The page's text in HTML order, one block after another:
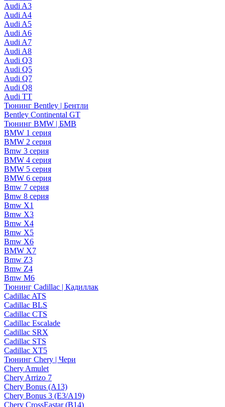
Audi A3
Audi A4
Audi A5
Audi A6
Audi A7
Audi A8
Audi Q3
Audi Q5
Audi Q7
Audi Q8
Audi TT
Тюнинг Bentley | Бентли
Bentley Continental GT
Тюнинг BMW | БМВ
BMW 1 серия
BMW 2 серия
Bmw 3 серия
BMW 4 серия
BMW 5 серия
BMW 6 серия
Bmw 7 серия
Bmw 8 серия
Bmw X1
Bmw X3
Bmw X4
Bmw X5
Bmw X6
BMW X7
Bmw Z3
Bmw Z4
Bmw М6
Тюнинг Cadillac | Кадиллак
Cadillac ATS
Cadillac BLS
Cadillac CTS
Cadillac Escalade
Cadillac SRX
Cadillac STS
Cadillac XT5
Тюнинг Chery | Чери
Chery Amulet
Chery Arrizo 7
Chery Bonus (A13)
Chery Bonus 3 (E3/A19)
Chery CrossEastar (B14)